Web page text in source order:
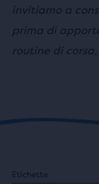
invitiamo a
prima di
routine di
Etichette